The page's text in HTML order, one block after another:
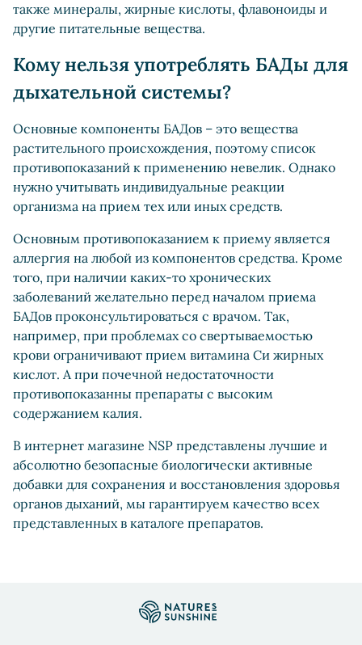
также минералы, жирные кислоты, флавоноиды и
другие питательные вещества.
Кому нельзя употреблять БАДы для
дыхательной системы?
Основные компоненты БАДов – это вещества
растительного происхождения, поэтому список
противопоказаний к применению невелик. Однако
нужно учитывать индивидуальные реакции
организма на прием тех или иных средств.
Основным противопоказанием к приему является
аллергия на любой из компонентов средства. Кроме
того, при наличии каких-то хронических
заболеваний желательно перед началом приема
БАДов проконсультироваться с врачом. Так,
например, при проблемах со свертываемостью
крови ограничивают прием витамина Cи жирных
кислот. А при почечной недостаточности
противопоказанны препараты с высоким
содержанием калия.
В интернет магазине NSP представлены лучшие и
абсолютно безопасные биологически активные
добавки для сохранения и восстановления здоровья
органов дыханий, мы гарантируем качество всех
представленных в каталоге препаратов.